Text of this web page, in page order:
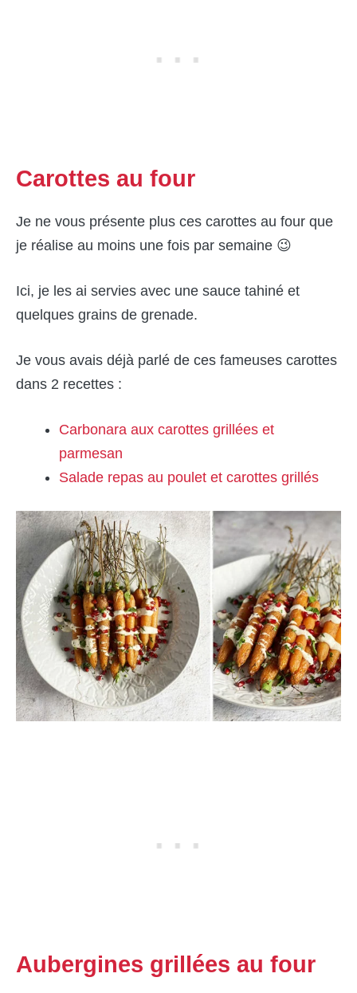
Carottes au four
Je ne vous présente plus ces carottes au four que
je réalise au moins une fois par semaine 😉
Ici, je les ai servies avec une sauce tahiné et
quelques grains de grenade.
Je vous avais déjà parlé de ces fameuses carottes
dans 2 recettes :
Carbonara aux carottes grillées et
parmesan
Salade repas au poulet et carottes grillés
Aubergines grillées au four